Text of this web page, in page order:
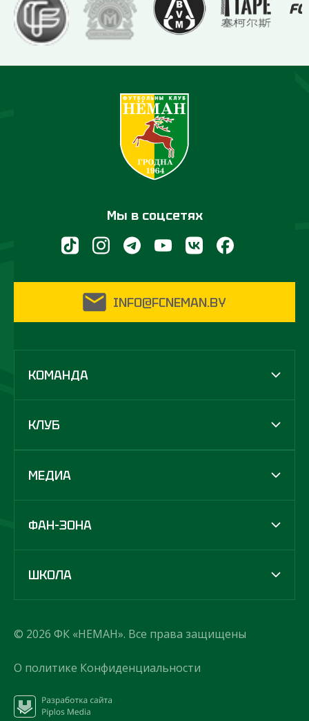
Мы в соцсетях
INFO@FCNEMAN.BY
КОМАНДА
КЛУБ
МЕДИА
ФАН-ЗОНА
ШКОЛА
© 2026 ФК «НЕМАН». Все права защищены
О политике Конфиденциальности